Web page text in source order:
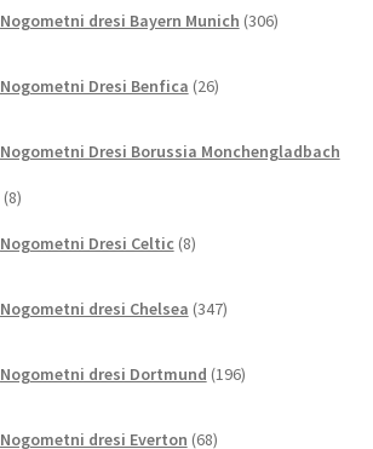
Nogometni dresi Bayern Munich 306izdelkov
Nogometni Dresi Benfica 26izdelkov
Nogometni Dresi Borussia Monchengladbach
88
Nogometni Dresi Celtic 8izdelkov
Nogometni dresi Chelsea 347izdelkov
Nogometni dresi Dortmund 196izdelkov
Nogometni dresi Everton 68